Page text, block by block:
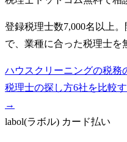
登録税理士数7,000名以上
で、業種に合った税理士を
ハウスクリーニングの税
税理士の探し方6社を比較
→
labol(ラボル) カード払い